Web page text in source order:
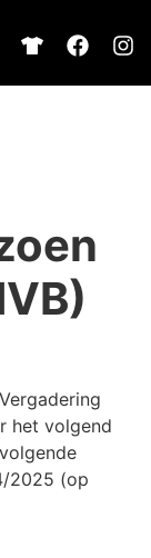
het volgend
2025 (op